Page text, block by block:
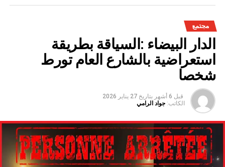
وتعكس هذه المعطيات الأثر الإيجابي على الثروة المائية
الوطنية،والفرشة المئية عموما ووقعها الايجابي على الفلاحة بعد
سنوات الجفاف .
مجتمع
الدار البيضاء :السياقة بطريقة
استعراضية بالشارع العام تورط
شخصا
قبل 6 أشهر بتاريخ 27 يناير 2026
الكاتب: جواد الرامي